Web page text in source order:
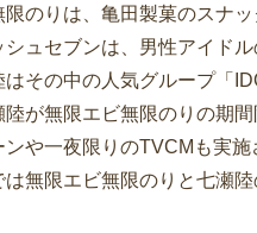
のりは、亀田製菓のスナ
シュセブンは、男性アイド
はその中の人気グループ「
陸が無限エビ無限のりの期
や一夜限りのTVCMも実施
は無限エビ無限のりと七瀬